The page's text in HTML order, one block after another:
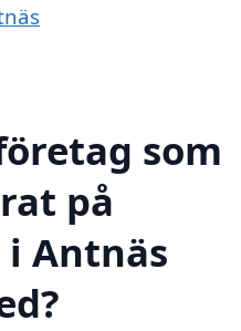
som
på
Antnäs